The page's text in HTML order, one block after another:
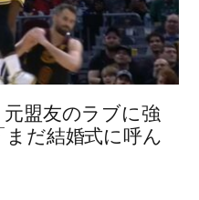
盟友のラブに強
だ結婚式に呼ん